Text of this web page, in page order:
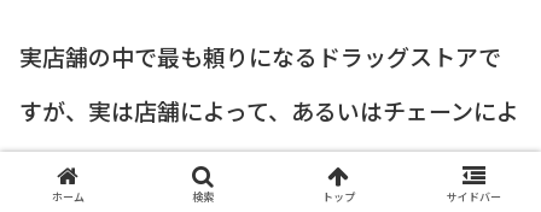
実店舗の中で最も頼りになるドラッグストアで
すが、実は店舗によって、あるいはチェーンによ
って商品の仕入れ傾向や在庫の回転率に違いが
ホーム 検索 トップ サイドバー